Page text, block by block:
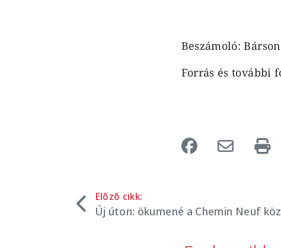
Beszámoló:
Forrás és további
Előző cikk:
Új úton: ökumené a Chemin Neuf